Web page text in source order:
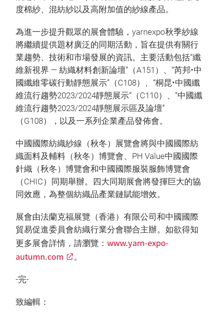
度棉紗、混紡紗以及高附加值的紗線產品。
為進一步提升觀眾的展會體驗，yarnexpo秋季紗線
將繼續提供題材廣泛的同期活動，旨在提供有關行
業趨勢、技術和市場發展的資訊。主要活動包括“纖
維新視界 — 紡織材料創新論壇”（A151）、“芮邦•中
國纖維零碳行動靜態展示”（C108）、“桐昆•中國纖
維流行趨勢2023/2024靜態展示”（C110）、“中國纖
維流行趨勢2023/2024靜態展示區及論壇”
（G108），以及一系列企業產品發佈會。
中國國際紡織紗線（秋冬）展覽會將與中國國際紡
織面料及輔料（秋冬）博覽會、PH Value中國國際
針織（秋冬）博覽會和中國國際服裝服飾博覽會
（CHIC）同期舉辦。四大同期展會將發揮巨大的協
同效應，為整個紡織品產業鏈賦能增效。
展會由法蘭克福展覽（香港）有限公司和中國國際
貿易促進委員會紡織行業分會聯合主辦。如欲得知
更多展會詳情，請瀏覽： www.yarn-expo-
autumn.com
。
-完-
致編輯：